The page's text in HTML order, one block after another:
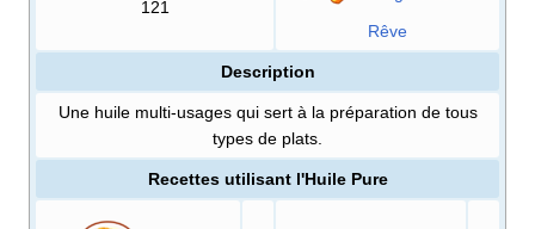
121
Rêve
Description
Une huile multi-usages qui sert à la préparation de tous
types de plats.
Recettes utilisant l'Huile Pure